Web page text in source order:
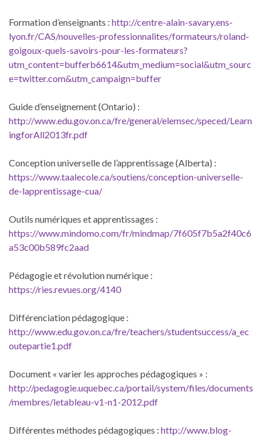
Formation d’enseignants : http://centre-alain-savary.ens-
lyon.fr/CAS/nouvelles-professionnalites/formateurs/roland-
goigoux-quels-savoirs-pour-les-formateurs?
utm_content=bufferb6614&utm_medium=social&utm_sourc
e=twitter.com&utm_campaign=buffer
Guide d’enseignement (Ontario) :
http://www.edu.gov.on.ca/fre/general/elemsec/speced/Learn
ingforAll2013fr.pdf
Conception universelle de l’apprentissage (Alberta) :
https://www.taalecole.ca/soutiens/conception-universelle-
de-lapprentissage-cua/
Outils numériques et apprentissages :
https://www.mindomo.com/fr/mindmap/7f605f7b5a2f40c6
a53c00b589fc2aad
Pédagogie et révolution numérique :
https://ries.revues.org/4140
Différenciation pédagogique :
http://www.edu.gov.on.ca/fre/teachers/studentsuccess/a_ec
outepartie1.pdf
Document « varier les approches pédagogiques » :
http://pedagogie.uquebec.ca/portail/system/files/documents
/membres/letableau-v1-n1-2012.pdf
Différentes méthodes pédagogiques : http://www.blog-